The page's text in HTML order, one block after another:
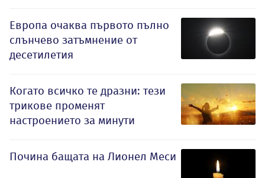
Европа очаква първото пълно
слънчево затъмнение от
десетилетия
Когато всичко те дразни: тези
трикове променят
настроението за минути
Почина бащата на Лионел Меси